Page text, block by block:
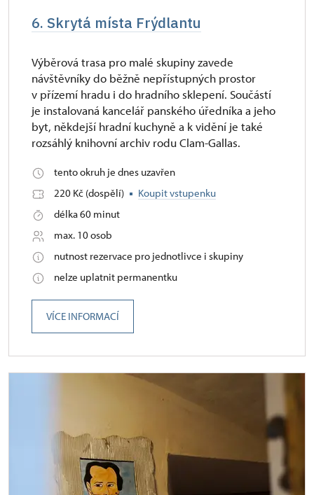
6. Skrytá místa Frýdlantu
Výběrová trasa pro malé skupiny zavede
návštěvníky do běžně nepřístupných prostor
v přízemí hradu i do hradního sklepení. Součástí
je instalovaná kancelář panského úředníka a jeho
byt, někdejší hradní kuchyně a k vidění je také
rozsáhlý knihovní archiv rodu Clam-Gallas.
tento okruh je dnes uzavřen
220 Kč (dospělí)
Koupit vstupenku
délka 60 minut
max. 10 osob
nutnost rezervace pro jednotlivce i skupiny
nelze uplatnit permanentku
VÍCE INFORMACÍ